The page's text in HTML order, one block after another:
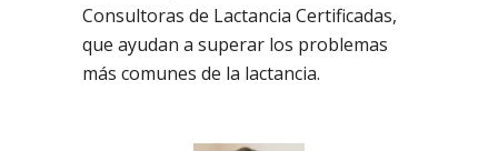
Consultoras de Lactancia Certificadas,
que ayudan a superar los problemas
más comunes de la lactancia.